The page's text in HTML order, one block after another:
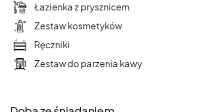
Łazienka z prysznicem
Zestaw kosmetyków
Ręczniki
Zestaw do parzenia kawy